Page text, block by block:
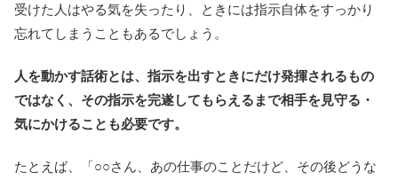
受けた人はやる気を失ったり、ときには指示自体をすっかり
忘れてしまうこともあるでしょう。
人を動かす話術とは、指示を出すときにだけ発揮されるもの
ではなく、その指示を完遂してもらえるまで相手を見守る・
気にかけることも必要です。
たとえば、「○○さん、あの仕事のことだけど、その後どうな